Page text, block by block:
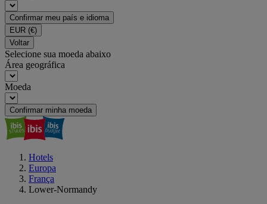
Confirmar meu país e idioma
EUR (€)
Voltar
Selecione sua moeda abaixo
Área geográfica
Moeda
Confirmar minha moeda
Hotels
Europa
França
Lower-Normandy